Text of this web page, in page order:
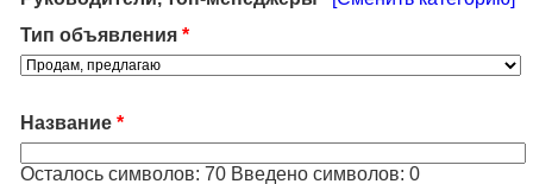
Тип объявления *
Название *
Осталось символов: 70 Введено символов: 0